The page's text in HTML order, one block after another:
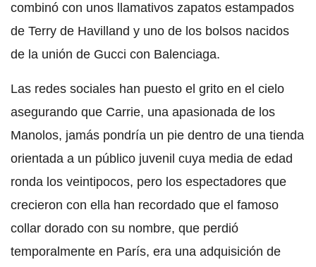
combinó con unos llamativos zapatos estampados
de Terry de Havilland y uno de los bolsos nacidos
de la unión de Gucci con Balenciaga.
Las redes sociales han puesto el grito en el cielo
asegurando que Carrie, una apasionada de los
Manolos, jamás pondría un pie dentro de una tienda
orientada a un público juvenil cuya media de edad
ronda los veintipocos, pero los espectadores que
crecieron con ella han recordado que el famoso
collar dorado con su nombre, que perdió
temporalmente en París, era una adquisición de